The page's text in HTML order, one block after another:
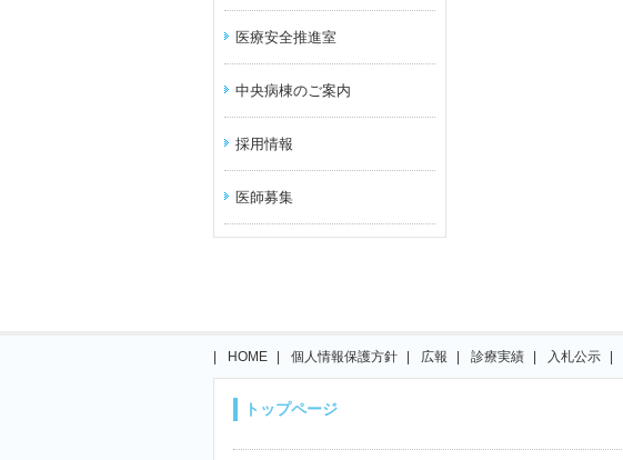
医療安全推進室
中央病棟のご案内
採用情報
医師募集
HOME 個人情報保護方針 広報 診療実績 入札公示
トップページ